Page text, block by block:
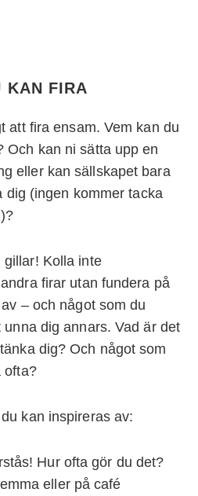
KAN FIRA
att fira ensam. Vem kan du
Och kan ni sätta upp en
eller kan sällskapet bara
dig (ingen kommer tacka
Kolla inte
firar utan fundera på
– och något som du
dig annars. Vad är det
dig? Och något som
ofta?
kan inspireras av:
Hur ofta gör du det?
eller på café